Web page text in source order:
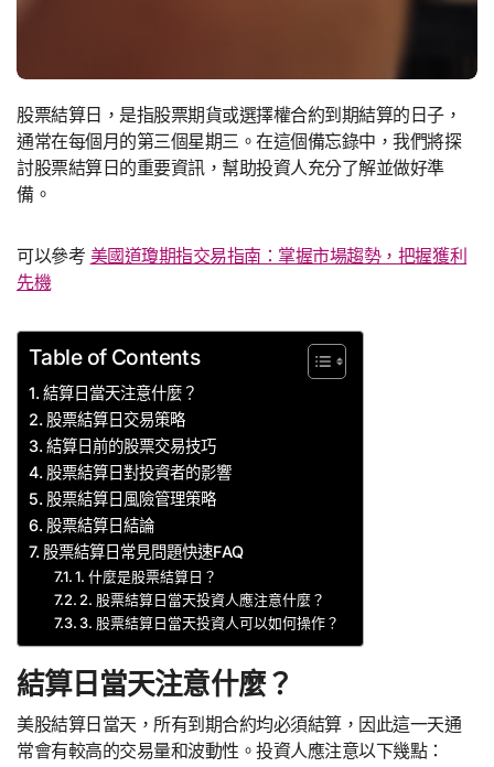
股票結算日，是指股票期貨或選擇權合約到期結算的日子，
通常在每個月的第三個星期三。在這個備忘錄中，我們將探
討股票結算日的重要資訊，幫助投資人充分了解並做好準
備。
可以參考 美國道瓊期指交易指南：掌握市場趨勢，把握獲利
先機
Table of Contents
結算日當天注意什麼？
股票結算日交易策略
結算日前的股票交易技巧
股票結算日對投資者的影響
股票結算日風險管理策略
股票結算日結論
股票結算日常見問題快速FAQ
1. 什麼是股票結算日？
2. 股票結算日當天投資人應注意什麼？
3. 股票結算日當天投資人可以如何操作？
結算日當天注意什麼？
美股結算日當天，所有到期合約均必須結算，因此這一天通
常會有較高的交易量和波動性。投資人應注意以下幾點：